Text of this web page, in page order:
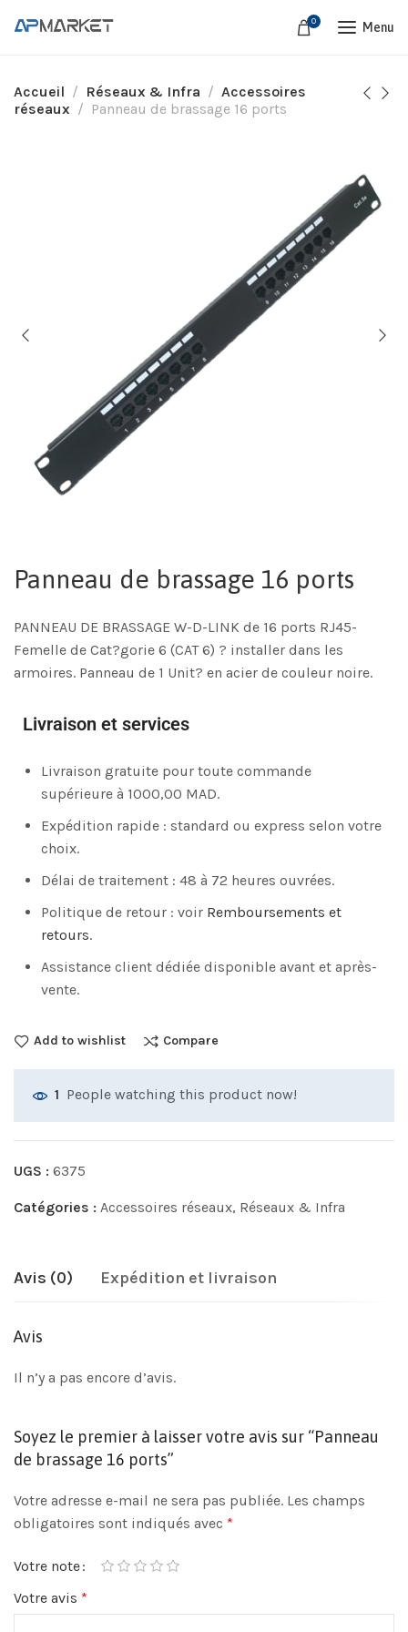
0 Menu
Accueil Réseaux & Infra
Accessoires
réseaux
Panneau de brassage 16 ports
Panneau de brassage 16 ports
PANNEAU DE BRASSAGE W-D-LINK de 16 ports RJ45-
Femelle de Cat?gorie 6 (CAT 6) ? installer dans les
armoires. Panneau de 1 Unit? en acier de couleur noire.
Livraison et services
Livraison gratuite pour toute commande
supérieure à 1000,00 MAD.
Expédition rapide : standard ou express selon votre
choix.
Délai de traitement : 48 à 72 heures ouvrées.
Politique de retour : voir Remboursements et
retours.
Assistance client dédiée disponible avant et après-
vente.
Add to wishlist Compare
1 People watching this product now!
UGS : 6375
Catégories : Accessoires réseaux, Réseaux & Infra
Avis (0) Expédition et livraison
Avis
Il n’y a pas encore d’avis.
Soyez le premier à laisser votre avis sur “Panneau
de brassage 16 ports”
Votre adresse e-mail ne sera pas publiée. Les champs
obligatoires sont indiqués avec *
Votre note
Votre avis *